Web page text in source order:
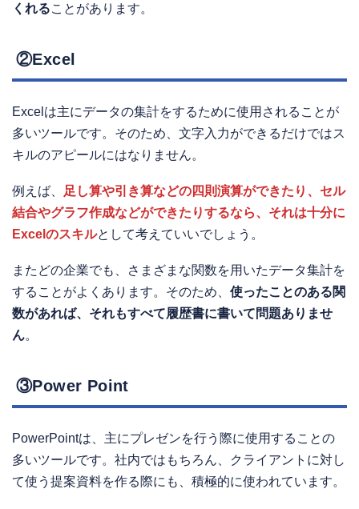
くれることがあります。
②Excel
Excelは主にデータの集計をするために使用されることが
多いツールです。そのため、文字入力ができるだけではス
キルのアピールにはなりません。
例えば、
足し算や引き算などの四則演算ができたり、セル
結合やグラフ作成などができたりするなら、それは十分に
Excelのスキルとして考えていいでしょう。
またどの企業でも、さまざまな関数を用いたデータ集計を
することがよくあります。そのため、 使ったことのある関
数があれば、それもすべて履歴書に書いて問題ありませ
ん。
③Power Point
PowerPointは、主にプレゼンを行う際に使用することの
多いツールです。社内ではもちろん、クライアントに対し
て使う提案資料を作る際にも、積極的に使われています。